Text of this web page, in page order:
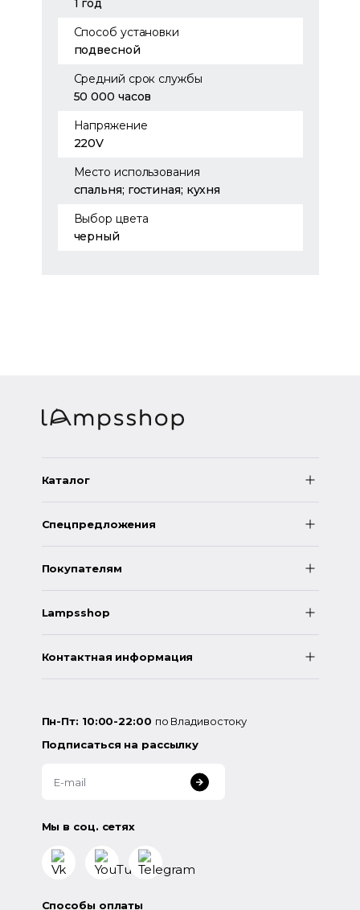
1 год
Способ установки
подвесной
Средний срок службы
50 000 часов
Напряжение
220V
Место использования
спальня; гостиная; кухня
Выбор цвета
черный
Каталог
Спецпредложения
Покупателям
Lampsshop
Контактная информация
Пн-Пт: 10:00-22:00 по Владивостоку
Подписаться на рассылку
Мы в соц. сетях
Способы оплаты